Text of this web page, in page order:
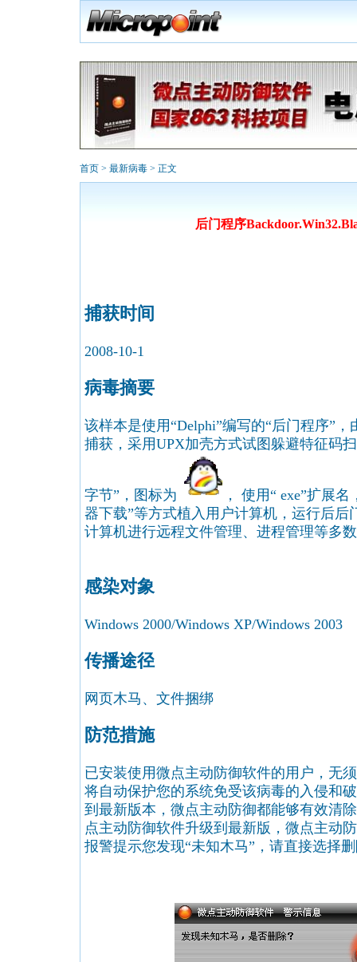
首页 > 最新病毒 > 正文
后门程序
捕获时间
2008-10-1
病毒摘要
该样本是使用“Delphi”编写的“后门程序”
捕获，采用UPX加壳方式试图躲避特征码
字节”，图标为
， 使用“ exe”扩展
器下载”等方式植入用户计算机，运行后后
计算机进行远程文件管理、进程管理等多
感染对象
Windows 2000/Windows XP/Windows 2003
传播途径
网页木马、文件捆绑
防范措施
已安装使用微点主动防御软件的用户，无
将自动保护您的系统免受该病毒的入侵和
到最新版本，微点主动防御都能够有效清
点主动防御软件升级到最新版，微点主动
报警提示您发现“未知木马”，请直接选择